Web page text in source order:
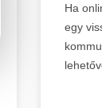
Ha
egy